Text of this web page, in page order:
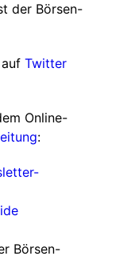
der Börsen-
Twitter
Online-
:
Börsen-